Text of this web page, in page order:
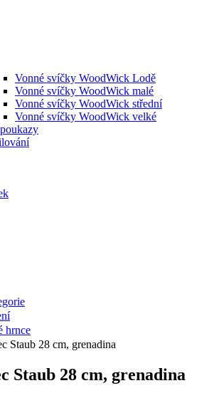
Vonné svíčky WoodWick Lodě
Vonné svíčky WoodWick malé
Vonné svíčky WoodWick střední
Vonné svíčky WoodWick velké
hrnce
Staub 28 cm, grenadina
Staub 28 cm, grenadina